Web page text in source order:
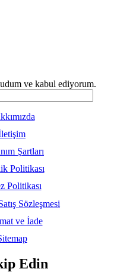
ve kabul ediyorum.
Şartları
Politikası
Politikası
Sözleşmesi
ve İade
Edin